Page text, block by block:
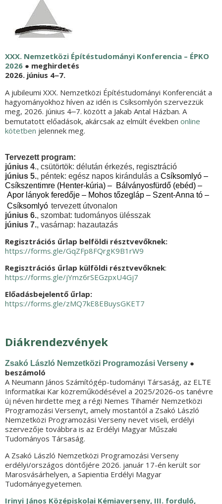
XXX. Nemzetközi Építéstudományi Konferencia – ÉPKO
2026 ● meghirdetés
2026. június 4–7.
A jubileumi XXX. Nemzetközi Építéstudományi Konferenciát a
hagyományokhoz híven az idén is Csíksomlyón szervezzük
meg, 2026. június 4–7. között a Jakab Antal Házban. A
bemutatott előadások, akárcsak az elmúlt években online
kötetben jelennek meg.
Tervezett program:
június 4., csütörtök: délután érkezés, regisztráció
június 5., péntek: egész napos kirándulás a Csíksomlyó –
Csíkszentimre (Henter-kúria) – Bálványosfürdő (ebéd) –
Apor lányok feredője – Mohos tőzegláp – Szent-Anna tó –
Csíksomlyó tervezett útvonalon
június 6., szombat: tudományos ülésszak
június 7., vasárnap: hazautazás
Regisztrációs űrlap belföldi résztvevőknek:
https://forms.gle/GqZFp8FQrgK9B1rW9
Regisztrációs űrlap külföldi résztvevőknek:
https://forms.gle/jYmz6rSEGzpxU4Gj7
Előadásbejelentő űrlap:
https://forms.gle/zMQ7kE8EBuysGKET7
Diákrendezvények
Zsakó László Nemzetközi Programozási Verseny ●
beszámoló
A Neumann János Számítógép-tudományi Társaság, az ELTE
Informatikai Kar közreműködésével a 2025/2026-os tanévre
új néven hirdette meg a régi Nemes Tihamér Nemzetközi
Programozási Versenyt, amely mostantól a Zsakó László
Nemzetközi Programozási Verseny nevet viseli, erdélyi
szervezője továbbra is az Erdélyi Magyar Műszaki
Tudományos Társaság.
A Zsakó László Nemzetközi Programozási Verseny
erdélyi/országos döntőjére 2026. január 17-én került sor
Marosvásárhelyen, a Sapientia Erdélyi Magyar
Tudományegyetemen.
Irinyi János Középiskolai Kémiaverseny, III. forduló,